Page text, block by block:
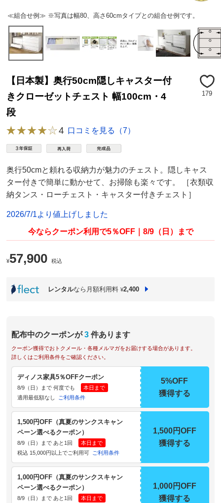
≪組合せ例≫ ※写真は幅80、高さ60cmタイプとの組合せ例です。
【日本製】奥行50cm隠しキャスター付
きクローゼットチェスト 幅100cm・4
段
179
4 口コミを見る（7）
奥行50cmと頼れる収納力が魅力のチェスト。隠しキャス
ター付きで簡単に動かせて、お掃除も楽々です。 ［衣類収
納タンス・ローチェスト・キャスター付きチェスト］
2026/7/1より値上げしました
今ならクーポン利用で5％OFF｜8/9（日）まで
¥57,900 税込
レンタルなら月額利用料 ¥2,400
配布中のクーポンが 3 件あります
クーポン獲得でおトクメール・各種メルマガをお届けする場合があります。
詳しくはご利用条件をご確認ください。
ディノス家具5％OFFクーポン
8/9（日）まで 何度でも
本日まで
適用最低額なし
ご利用条件
5%OFF
獲得する
1,500円OFF（真夏のサンクスキャン
ペーン選べるクーポン）
8/9（日）まで あと1回
本日まで
税込 15,000円以上でご利用可 ご利用条件
1,500円OFF
獲得する
1,000円OFF（真夏のサンクスキャン
ペーン選べるクーポン）
8/9（日）まで あと1回
本日まで
1,000円OFF
獲得する